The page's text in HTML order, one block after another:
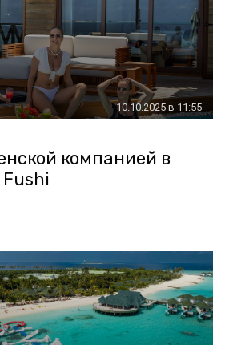
10.10.2025 в 11:55
компанией в